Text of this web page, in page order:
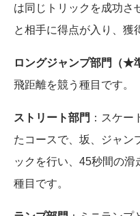
は同じトリックを成功さ
と相手に得点が入り、獲
ロングジャンプ部門（★
飛距離を競う種目です。
ストリート部門 ：スケー
たコースで、坂、ジャン
ックを行い、45秒間の
種目です。